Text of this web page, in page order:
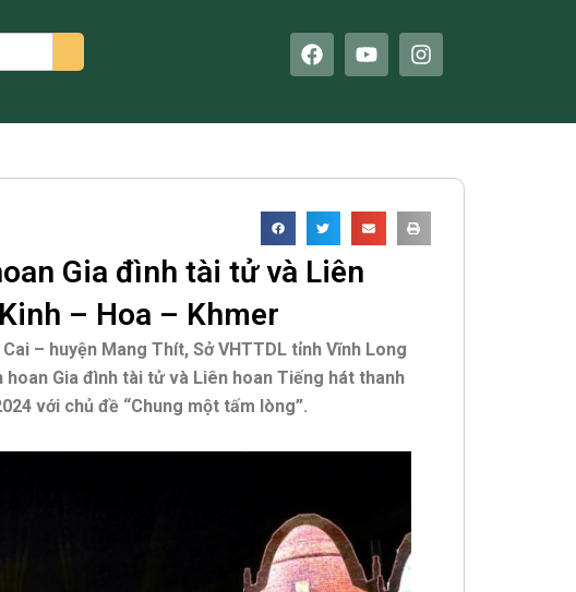
F
a
b
o
Y
o
u
e
I
n
a
r
m
Gia đình tài tử và Liên
– Hoa – Khmer
– huyện Mang Thít, Sở VHTTDL tỉnh Vĩnh Long
Gia đình tài tử và Liên hoan Tiếng hát thanh
với chủ đề “Chung một tấm lòng”.